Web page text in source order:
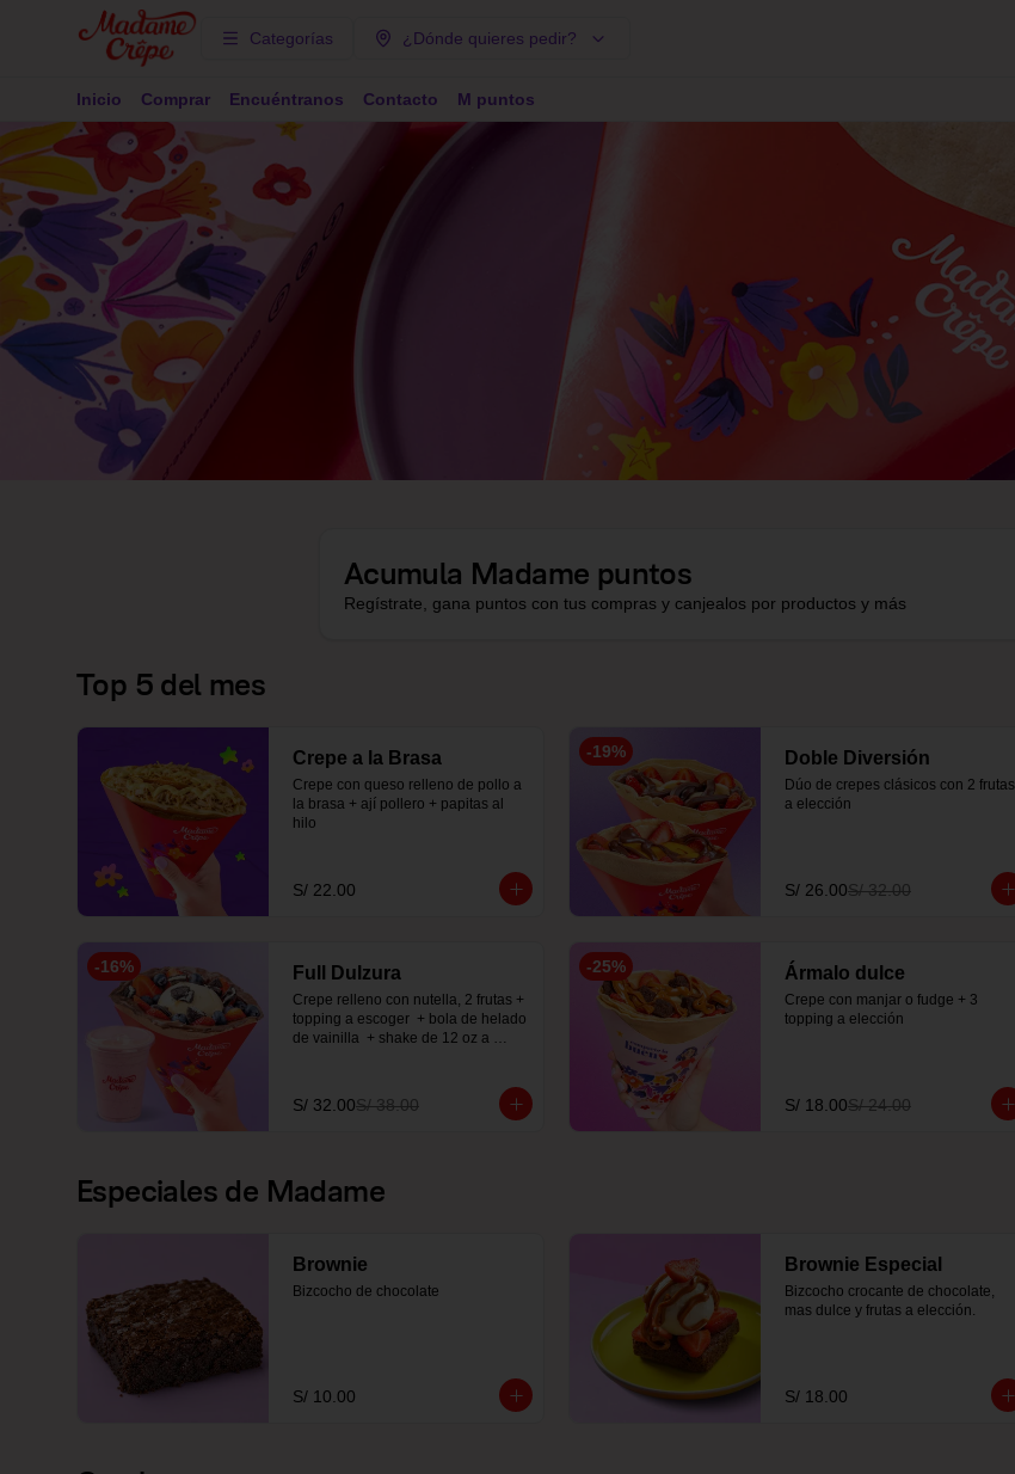
Categorías ¿Dónde quieres pedir?
Inicio Comprar Encuéntranos Contacto M puntos
Acumula Madame puntos
Regístrate, gana puntos con tus compras y canjealos por productos y más
Top 5 del mes
Crepe a la Brasa
Crepe con queso relleno de pollo a
la brasa + ají pollero + papitas al
hilo
S/ 22.00
-19% Doble Diversión
Dúo de crepes clásicos con 2 frutas
a elección
S/ 26.00S/ 32.00
-16% Full Dulzura
Crepe relleno con nutella, 2 frutas +
topping a escoger  + bola de helado
de vainilla  + shake de 12 oz a
S/ 32.00S/ 38.00
-25% Ármalo dulce
Crepe con manjar o fudge + 3
topping a elección
S/ 18.00S/ 24.00
Especiales de Madame
Brownie
Bizcocho de chocolate
S/ 10.00
Brownie Especial
Bizcocho crocante de chocolate,
mas dulce y frutas a elección.
S/ 18.00